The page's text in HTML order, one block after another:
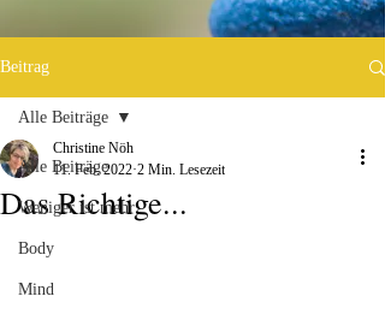
Beitrag
Alle Beiträge
Weniger ist mehr
Body
Mind
Alle Beiträge
Das Richtige...
Christine Nöh
11. Feb. 2022 2 Min. Lesezeit